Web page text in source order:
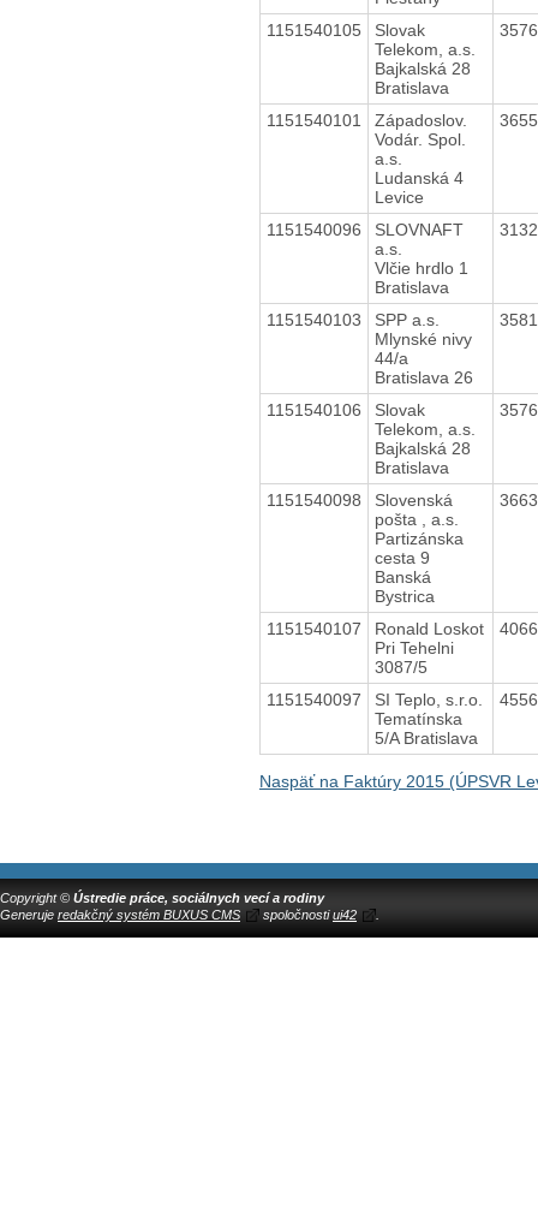
1151540105
Slovak
Telekom, a.s.
Bajkalská 28
Bratislava
1151540101
Západoslov.
Vodár. Spol.
a.s.
Ludanská 4
Levice
1151540096
SLOVNAFT
a.s.
Vlčie hrdlo 1
Bratislava
1151540103
SPP a.s.
Mlynské nivy
44/a
Bratislava 26
1151540106
Slovak
Telekom, a.s.
Bajkalská 28
Bratislava
1151540098
Slovenská
pošta , a.s.
Partizánska
cesta 9
Banská
Bystrica
1151540107
Ronald Loskot
Pri Tehelni
3087/5
1151540097
SI Teplo, s.r.o.
Tematínska
5/A Bratislava
Naspäť na Faktúry 2015 (ÚPSVR
Copyright © Ústredie práce, sociálnych vecí a rodiny
Generuje redakčný systém BUXUS CMS spoločnostiui42